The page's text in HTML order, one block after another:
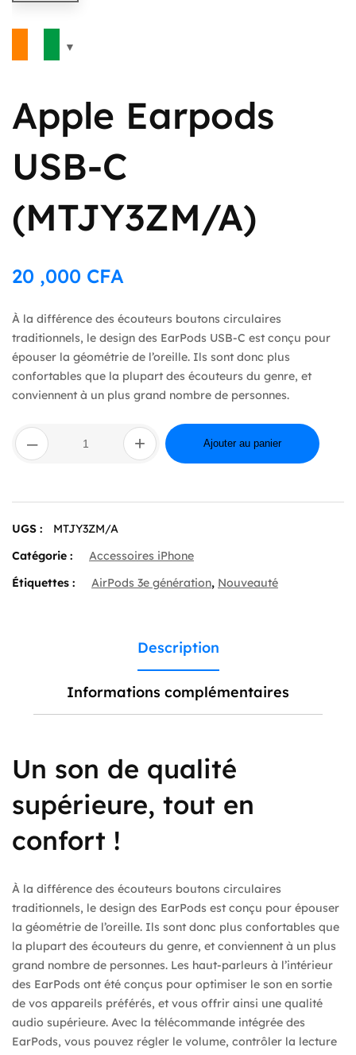
Apple Earpods
USB-C
(MTJY3ZM/A)
20 ,000 CFA
À la différence des écouteurs boutons circulaires
traditionnels, le design des EarPods USB-C est conçu pour
épouser la géométrie de l’oreille. Ils sont donc plus
confortables que la plupart des écouteurs du genre, et
conviennent à un plus grand nombre de personnes.
–
quantité
de
Apple
C
+ Ajouter au panier
UGS :
MTJY3ZM/A
Catégorie :
Accessoires iPhone
Étiquettes :
AirPods 3e génération, Nouveauté
Description
Informations complémentaires
Un son de qualité
supérieure, tout en
confort !
À la différence des écouteurs boutons circulaires
traditionnels, le design des EarPods est conçu pour épouser
la géométrie de l’oreille. Ils sont donc plus confortables que
la plupart des écouteurs du genre, et conviennent à un plus
grand nombre de personnes. Les haut-parleurs à l’intérieur
des EarPods ont été conçus pour optimiser le son en sortie
de vos appareils préférés, et vous offrir ainsi une qualité
audio supérieure. Avec la télécommande intégrée des
EarPods, vous pouvez régler le volume, contrôler la lecture